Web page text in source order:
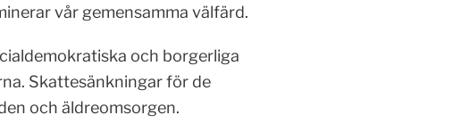
vår gemensamma välfärd.
och borgerliga
Skattesänkningar för de
och äldreomsorgen.